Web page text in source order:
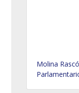
Molina